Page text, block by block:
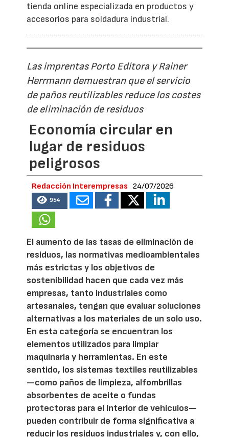
tienda online especializada en productos y
accesorios para soldadura industrial.
Las imprentas Porto Editora y Rainer
Herrmann demuestran que el servicio
de paños reutilizables reduce los costes
de eliminación de residuos
Economía circular en
lugar de residuos
peligrosos
Redacción Interempresas 24/07/2026
954
El aumento de las tasas de eliminación de
residuos, las normativas medioambientales
más estrictas y los objetivos de
sostenibilidad hacen que cada vez más
empresas, tanto industriales como
artesanales, tengan que evaluar soluciones
alternativas a los materiales de un solo uso.
En esta categoría se encuentran los
elementos utilizados para limpiar
maquinaria y herramientas. En este
sentido, los sistemas textiles reutilizables
—como paños de limpieza, alfombrillas
absorbentes de aceite o fundas
protectoras para el interior de vehículos—
pueden contribuir de forma significativa a
reducir los residuos industriales y, con ello,